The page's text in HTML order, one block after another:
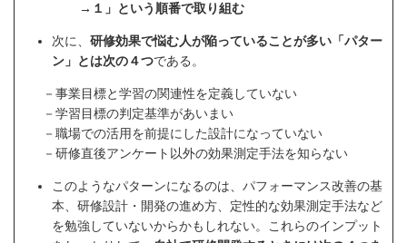
→１」という順番で取り組む
次に、 研修効果で悩む人が陥っていることが多い「パター
ン」とは次の４つである。
－事業目標と学習の関連性を定義していない
－学習目標の判定基準があいまい
－職場での活用を前提にした設計になっていない
－研修直後アンケート以外の効果測定手法を知らない
このようなパターンになるのは、パフォーマンス改善の基
本、研修設計・開発の進め方、定性的な効果測定手法など
を勉強していないからかもしれない。これらのインプット